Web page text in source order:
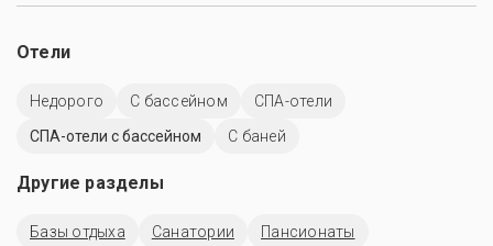
Отели
Недорого C бассейном
СПА-отели
СПА-отели с бассейном
С баней
Другие разделы
Базы отдыха Санатории Пансионаты